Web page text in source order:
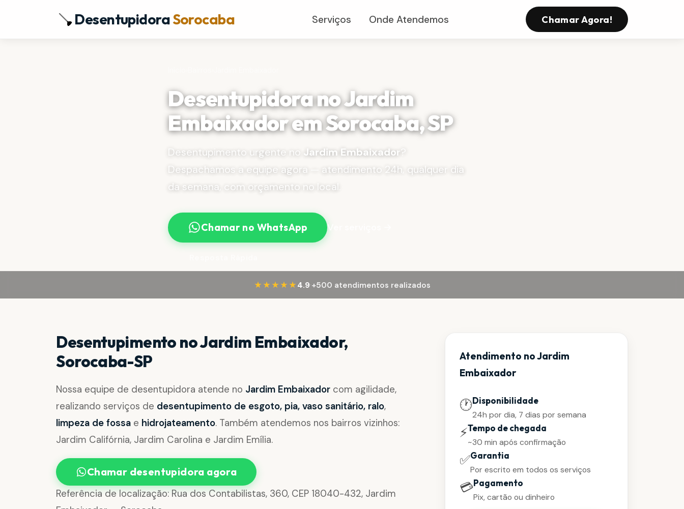
DesentupidoraSorocaba Serviços Onde Atendemos Chamar Agora!
Desentupidora no Jardim
Embaixador em Sorocaba, SP
Desentupimento urgente no Jardim Embaixador?
Despachamos a equipe agora — atendimento 24h, qualquer dia
da semana, com orçamento no local.
Chamar no WhatsApp Ver serviços →
★★★★★ 4.9·+500 atendimentos realizados
Desentupimento no Jardim Embaixador,
Sorocaba-SP
Nossa equipe de desentupidora atende no Jardim Embaixador com agilidade,
realizando serviços de desentupimento de esgoto, pia, vaso sanitário, ralo,
limpeza de fossa e hidrojateamento. Também atendemos nos bairros vizinhos:
Jardim Califórnia, Jardim Carolina e Jardim Emília.
Chamar desentupidora agora
Referência de localização: Rua dos Contabilistas, 360, CEP 18040-432, Jardim
Atendimento no Jardim
Embaixador
🕐Disponibilidade
24h por dia, 7 dias por semana
⚡Tempo de chegada
~30 min após confirmação
✅Garantia
Por escrito em todos os serviços
💳Pagamento
Pix, cartão ou dinheiro